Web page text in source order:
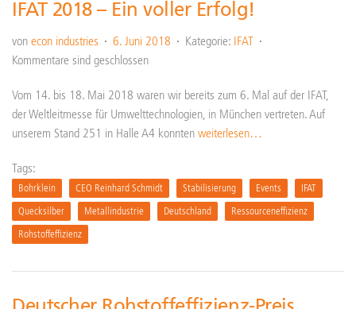
IFAT 2018 – Ein voller Erfolg!
von econ industries 6. Juni 2018 Kategorie: IFAT
Kommentare sind geschlossen
Vom 14. bis 18. Mai 2018 waren wir bereits zum 6. Mal auf der IFAT,
der Weltleitmesse für Umwelttechnologien, in München vertreten. Auf
unserem Stand 251 in Halle A4 konnten weiterlesen…
Tags:
Bohrklein CEO Reinhard Schmidt Stabilisierung Events
IFAT
Quecksilber
Metallindustrie Deutschland
Ressourceneffizienz
Rohstoffeffizienz